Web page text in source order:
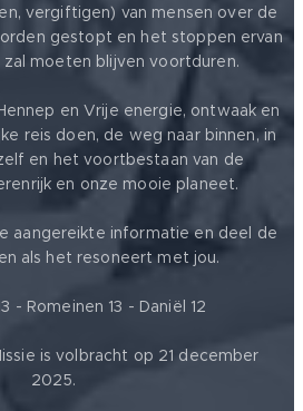
vergiftigen) van mensen over de
gestopt en het stoppen ervan
moeten blijven voortduren.
en Vrije energie, ontwaak en
reis doen, de weg naar binnen, in
en het voortbestaan van de
en onze mooie planeet.
aangereikte informatie en deel de
als het resoneert met jou.
- Romeinen 13 - Daniël 12
is volbracht op 21 december
2025.